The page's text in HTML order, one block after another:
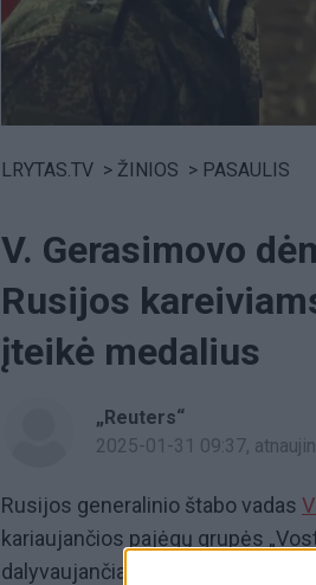
LRYTAS.TV > ŽINIOS > PASAULIS
V. Gerasimovo
Rusijos
įteikė medalius
„Reuters“
2025-01-31 09:37,
Rusijos generalinio štabo vadas
kariaujančios pajėgų grupės
dalyvaujančiais Rusijos